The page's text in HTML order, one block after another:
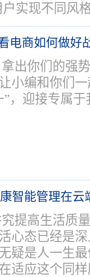
实现不同风
电商如何做好
出你们的强
小编和你们
”，迎接专属
智能管理在云
提高生活质
心态已经是
疑是人一生
适应这个同